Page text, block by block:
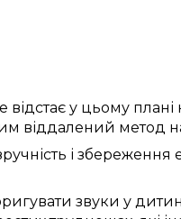
відстає у цьому плані
віддалений метод
і збереження
звуки у